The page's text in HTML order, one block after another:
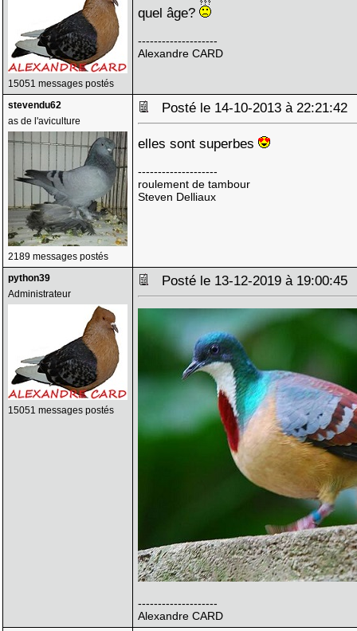
15051 messages postés
quel âge?
--------------------
Alexandre CARD
stevendu62
as de l'aviculture
2189 messages postés
Posté le 14-10-2013 à
elles sont superbes
--------------------
roulement de tambour
Steven Delliaux
python39
Administrateur
15051 messages postés
Posté le 13-12-2019 à
--------------------
Alexandre CARD